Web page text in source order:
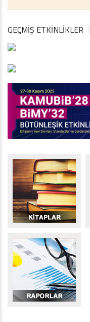
GEÇMİŞ ETKİNLİKLER